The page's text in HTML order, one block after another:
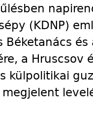
(KDNP)
Béketanács
a Hruscsov
külpolitikai